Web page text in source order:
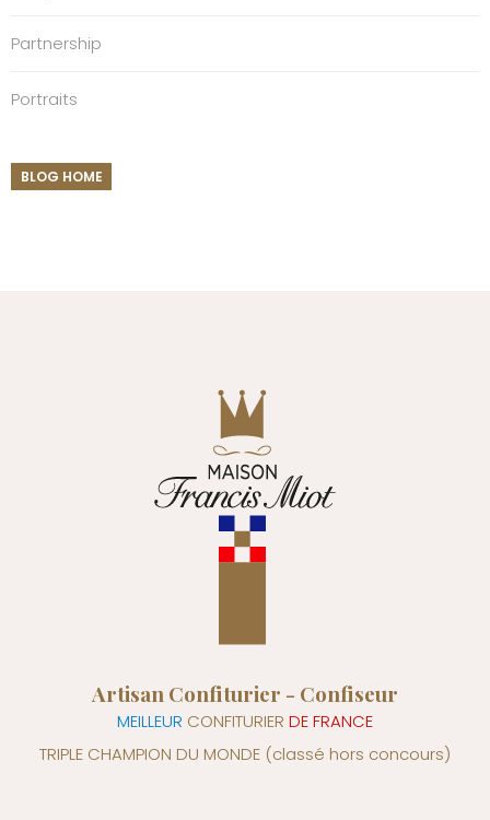
Partnership
Portraits
BLOG HOME
Artisan Confiturier - Confiseur
MEILLEUR CONFITURIER DE FRANCE
TRIPLE CHAMPION DU MONDE (classé hors concours)